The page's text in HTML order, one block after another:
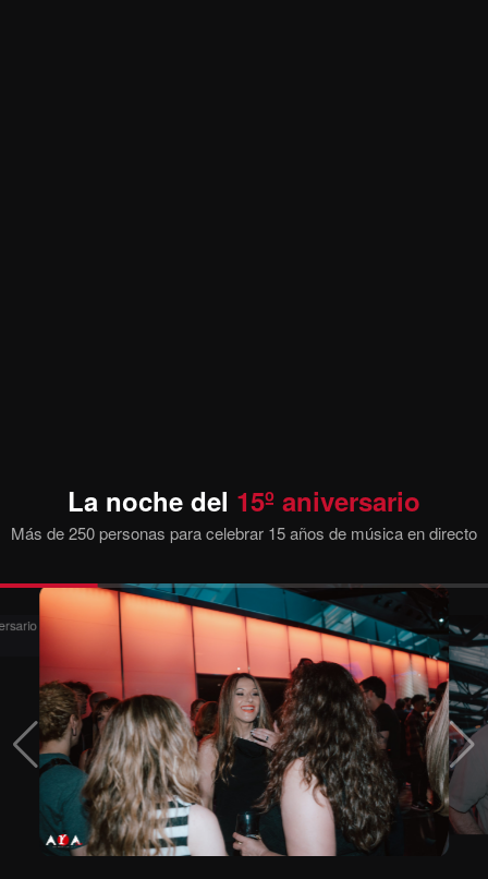
La noche del 15º aniversario
Más de 250 personas para celebrar 15 años de música en directo